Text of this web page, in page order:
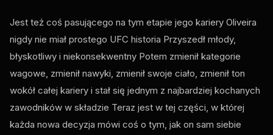
Jest też coś pasującego na tym etapie jego kariery Oliveira
nigdy nie miał prostego UFC historia Przyszedł młody,
błyskotliwy i niekonsekwentny Potem zmienił kategorie
wagowe, zmienił nawyki, zmienił swoje ciało, zmienił ton
wokół całej kariery i stał się jednym z najbardziej kochanych
zawodników w składzie Teraz jest w tej części, w której
każda nowa decyzja mówi coś o tym, jak on sam siebie